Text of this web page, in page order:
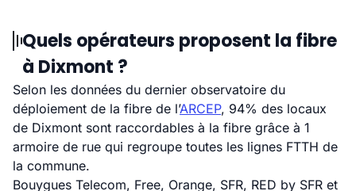
Quels opérateurs proposent la fibre
à Dixmont ?
Selon les données du dernier observatoire du
déploiement de la fibre de l’ARCEP, 94% des locaux
de Dixmont sont raccordables à la fibre grâce à 1
armoire de rue qui regroupe toutes les lignes FTTH de
la commune.
Bouygues Telecom, Free, Orange, SFR, RED by SFR et